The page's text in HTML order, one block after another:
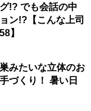
!? でも会話の中
ン!?【こんな上司
58】
みたいな立体のお
づくり！ 暑い日